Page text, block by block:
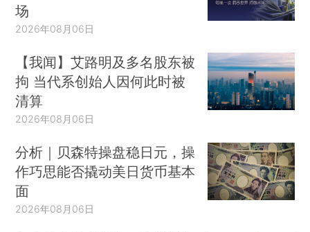
场
2026年08月06日
【我闻】艾路明及多名股东被
拘 当代系创始人因何此时被
清算
2026年08月06日
分析｜贝森特操盘稳日元，操
作巧思能否撬动美日货币基本
面
2026年08月06日